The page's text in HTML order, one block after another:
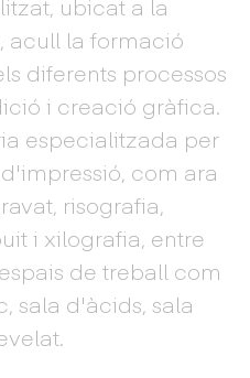
ubicat a la
acull la formació
diferents processos
i creació gràfica.
especialitzada per
com ara
risografia,
i xilografia, entre
de treball com
sala d'àcids, sala